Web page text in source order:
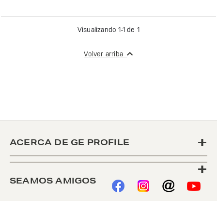
Visualizando 1-1 de 1
Volver arriba
ACERCA DE GE PROFILE
+
+
SEAMOS AMIGOS